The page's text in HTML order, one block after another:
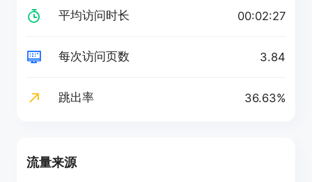
平均访问时长 00:02:27
每次访问页数 3.84
跳出率 36.63%
流量来源